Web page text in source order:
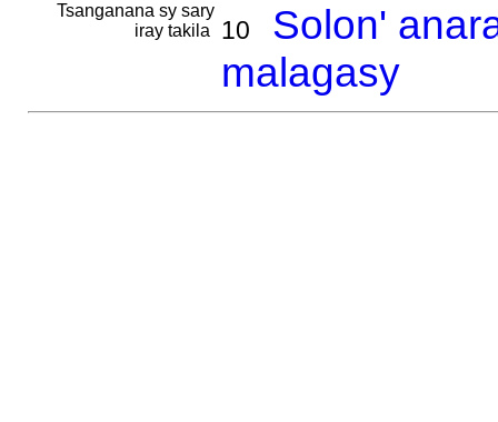
Tsanganana sy sary
iray takila
10
Solon'
malagasy